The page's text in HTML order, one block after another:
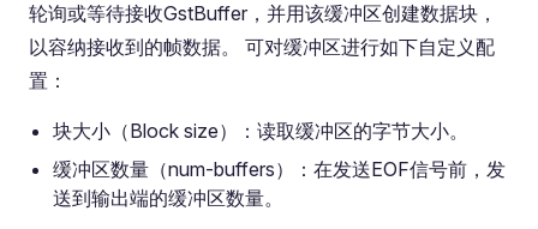
轮询或等待接收GstBuffer，并用该缓冲区创建数据块，
以容纳接收到的帧数据。 可对缓冲区进行如下自定义配
置：
块大小（Block size）：读取缓冲区的字节大小。
缓冲区数量（num-buffers）：在发送EOF信号前，发
送到输出端的缓冲区数量。